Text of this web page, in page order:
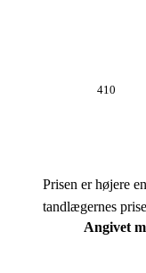
410
Prisen er højere
tandlægernes
Angivet